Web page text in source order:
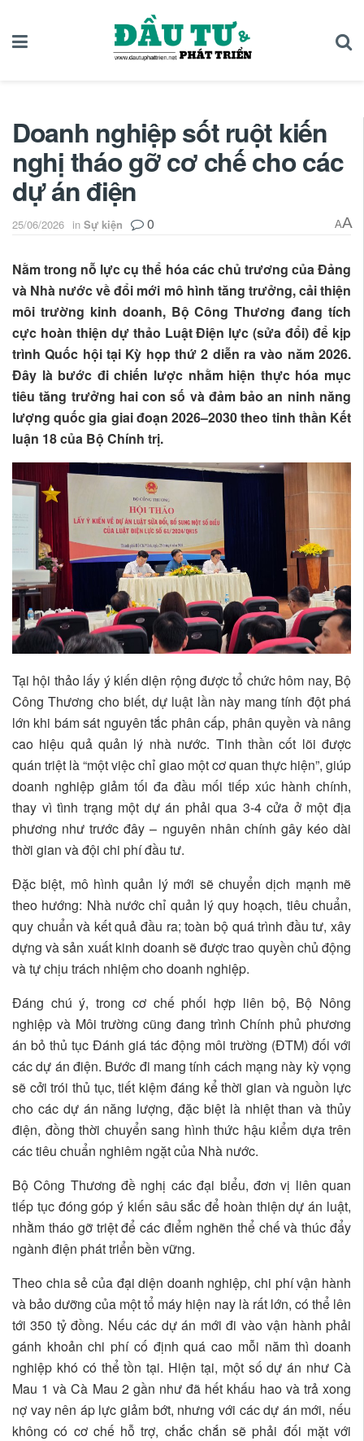
Doanh nghiệp sốt ruột kiến
nghị tháo gỡ cơ chế cho các
dự án điện
25/06/2026 in Sự kiện 0 AA
Nằm trong nỗ lực cụ thể hóa các chủ trương của Đảng
và Nhà nước về đổi mới mô hình tăng trưởng, cải thiện
môi trường kinh doanh, Bộ Công Thương đang tích
cực hoàn thiện dự thảo Luật Điện lực (sửa đổi) để kịp
trình Quốc hội tại Kỳ họp thứ 2 diễn ra vào năm 2026.
Đây là bước đi chiến lược nhằm hiện thực hóa mục
tiêu tăng trưởng hai con số và đảm bảo an ninh năng
lượng quốc gia giai đoạn 2026–2030 theo tinh thần Kết
luận 18 của Bộ Chính trị.
Tại hội thảo lấy ý kiến diện rộng được tổ chức hôm nay, Bộ
Công Thương cho biết, dự luật lần này mang tính đột phá
lớn khi bám sát nguyên tắc phân cấp, phân quyền và nâng
cao hiệu quả quản lý nhà nước. Tinh thần cốt lõi được
quán triệt là “một việc chỉ giao một cơ quan thực hiện”, giúp
doanh nghiệp giảm tối đa đầu mối tiếp xúc hành chính,
thay vì tình trạng một dự án phải qua 3-4 cửa ở một địa
phương như trước đây – nguyên nhân chính gây kéo dài
thời gian và đội chi phí đầu tư.
Đặc biệt, mô hình quản lý mới sẽ chuyển dịch mạnh mẽ
theo hướng: Nhà nước chỉ quản lý quy hoạch, tiêu chuẩn,
quy chuẩn và kết quả đầu ra; toàn bộ quá trình đầu tư, xây
dựng và sản xuất kinh doanh sẽ được trao quyền chủ động
và tự chịu trách nhiệm cho doanh nghiệp.
Đáng chú ý, trong cơ chế phối hợp liên bộ, Bộ Nông
nghiệp và Môi trường cũng đang trình Chính phủ phương
án bỏ thủ tục Đánh giá tác động môi trường (ĐTM) đối với
các dự án điện. Bước đi mang tính cách mạng này kỳ vọng
sẽ cởi trói thủ tục, tiết kiệm đáng kể thời gian và nguồn lực
cho các dự án năng lượng, đặc biệt là nhiệt than và thủy
điện, đồng thời chuyển sang hình thức hậu kiểm dựa trên
các tiêu chuẩn nghiêm ngặt của Nhà nước.
Bộ Công Thương đề nghị các đại biểu, đơn vị liên quan
tiếp tục đóng góp ý kiến sâu sắc để hoàn thiện dự án luật,
nhằm tháo gỡ triệt để các điểm nghẽn thể chế và thúc đẩy
ngành điện phát triển bền vững.
Theo chia sẻ của đại diện doanh nghiệp, chi phí vận hành
và bảo dưỡng của một tổ máy hiện nay là rất lớn, có thể lên
tới 350 tỷ đồng. Nếu các dự án mới đi vào vận hành phải
gánh khoản chi phí cố định quá cao mỗi năm thì doanh
nghiệp khó có thể tồn tại. Hiện tại, một số dự án như Cà
Mau 1 và Cà Mau 2 gần như đã hết khấu hao và trả xong
nợ vay nên áp lực giảm bớt, nhưng với các dự án mới, nếu
không có cơ chế hỗ trợ, chắc chắn sẽ phải đối mặt với